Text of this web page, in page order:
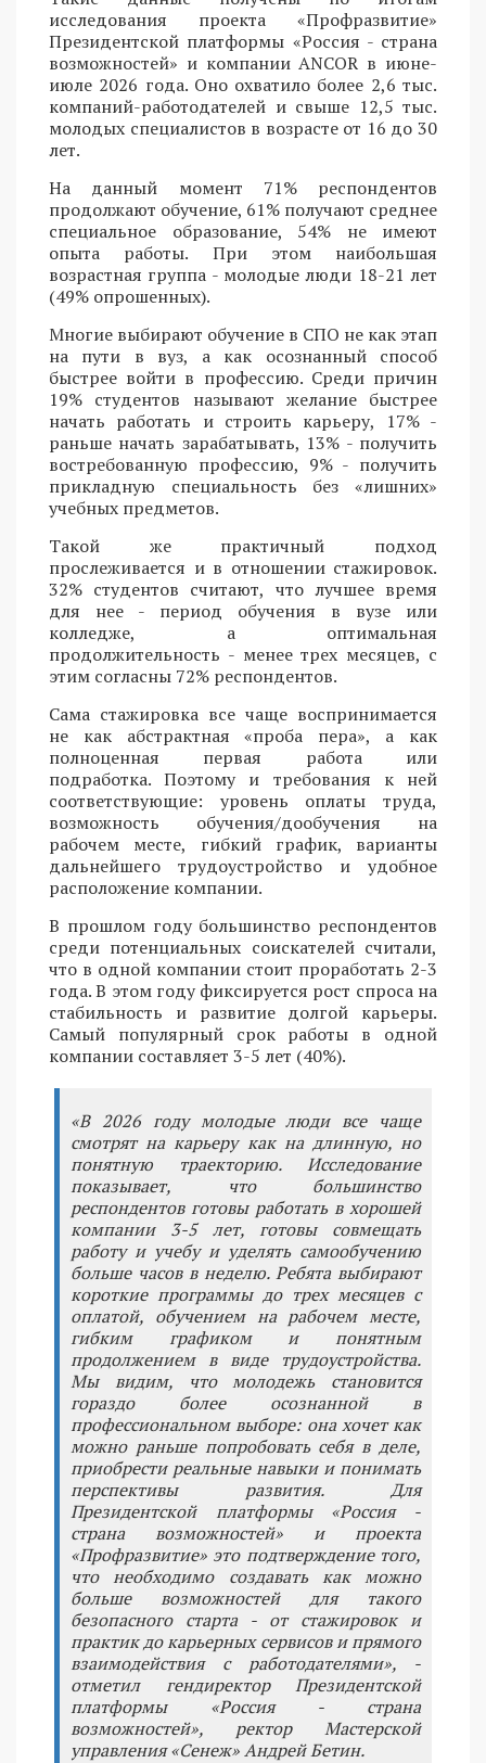
исследования проекта «Профразвитие»
Президентской платформы «Россия - страна
возможностей» и компании ANCOR в июне-
июле 2026 года. Оно охватило более 2,6 тыс.
компаний-работодателей и свыше 12,5 тыс.
молодых специалистов в возрасте от 16 до 30
лет.
На данный момент 71% респондентов
продолжают обучение, 61% получают среднее
специальное образование, 54% не имеют
опыта работы. При этом наибольшая
возрастная группа - молодые люди 18-21 лет
(49% опрошенных).
Многие выбирают обучение в СПО не как этап
на пути в вуз, а как осознанный способ
быстрее войти в профессию. Среди причин
19% студентов называют желание быстрее
начать работать и строить карьеру, 17% -
раньше начать зарабатывать, 13% - получить
востребованную профессию, 9% - получить
прикладную специальность без «лишних»
учебных предметов.
Такой же практичный подход
прослеживается и в отношении стажировок.
32% студентов считают, что лучшее время
для нее - период обучения в вузе или
колледже, а оптимальная
продолжительность - менее трех месяцев, с
этим согласны 72% респондентов.
Сама стажировка все чаще воспринимается
не как абстрактная «проба пера», а как
полноценная первая работа или
подработка. Поэтому и требования к ней
соответствующие: уровень оплаты труда,
возможность обучения/дообучения на
рабочем месте, гибкий график, варианты
дальнейшего трудоустройство и удобное
расположение компании.
В прошлом году большинство респондентов
среди потенциальных соискателей считали,
что в одной компании стоит проработать 2-3
года. В этом году фиксируется рост спроса на
стабильность и развитие долгой карьеры.
Самый популярный срок работы в одной
компании составляет 3-5 лет (40%).
«В 2026 году молодые люди все чаще
смотрят на карьеру как на длинную, но
понятную траекторию. Исследование
показывает, что большинство
респондентов готовы работать в хорошей
компании 3-5 лет, готовы совмещать
работу и учебу и уделять самообучению
больше часов в неделю. Ребята выбирают
короткие программы до трех месяцев с
оплатой, обучением на рабочем месте,
гибким графиком и понятным
продолжением в виде трудоустройства.
Мы видим, что молодежь становится
гораздо более осознанной в
профессиональном выборе: она хочет как
можно раньше попробовать себя в деле,
приобрести реальные навыки и понимать
перспективы развития. Для
Президентской платформы «Россия -
страна возможностей» и проекта
«Профразвитие» это подтверждение того,
что необходимо создавать как можно
больше возможностей для такого
безопасного старта - от стажировок и
практик до карьерных сервисов и прямого
взаимодействия с работодателями», -
отметил гендиректор Президентской
платформы «Россия - страна
возможностей», ректор Мастерской
управления «Сенеж» Андрей Бетин.